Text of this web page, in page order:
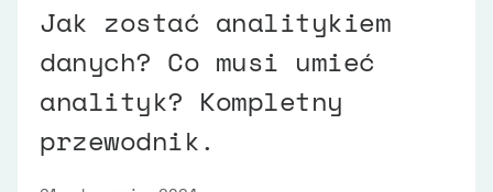
Jak zostać analitykiem
danych? Co musi umieć
analityk? Kompletny
przewodnik.